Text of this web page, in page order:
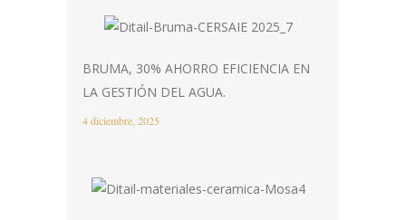
BRUMA, 30% AHORRO EFICIENCIA EN
LA GESTIÓN DEL AGUA.
4 diciembre, 2025